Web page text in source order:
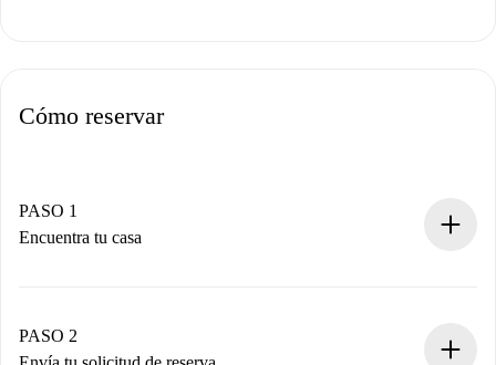
Cómo reservar
PASO 1
Encuentra tu casa
Tienes toda la información necesaria por adelantado.
PASO 2